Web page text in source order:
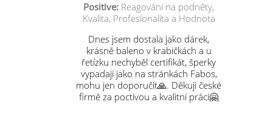
Positive: Reagování na podněty,
Kvalita, Profesionalita a Hodnota
Dnes jsem dostala jako dárek,
krásně baleno v krabičkách a u
řetízku nechyběl certifikát, šperky
vypadají jako na stránkách Fabos,
mohu jen doporučit🙏. Děkuji české
firmě za poctivou a kvalitní práci🤗